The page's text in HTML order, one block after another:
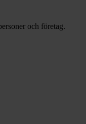
och företag.